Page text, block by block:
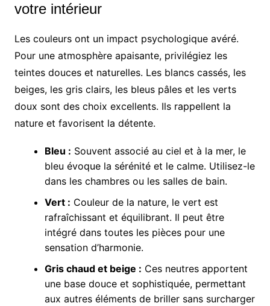
votre intérieur
Les couleurs ont un impact psychologique avéré.
Pour une atmosphère apaisante, privilégiez les
teintes douces et naturelles. Les blancs cassés, les
beiges, les gris clairs, les bleus pâles et les verts
doux sont des choix excellents. Ils rappellent la
nature et favorisent la détente.
Bleu : Souvent associé au ciel et à la mer, le
bleu évoque la sérénité et le calme. Utilisez-le
dans les chambres ou les salles de bain.
Vert : Couleur de la nature, le vert est
rafraîchissant et équilibrant. Il peut être
intégré dans toutes les pièces pour une
sensation d’harmonie.
Gris chaud et beige : Ces neutres apportent
une base douce et sophistiquée, permettant
aux autres éléments de briller sans surcharger